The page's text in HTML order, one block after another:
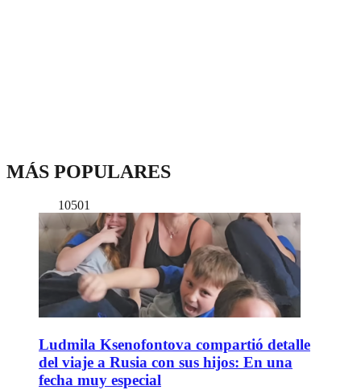
MÁS POPULARES
10501
Ludmila Ksenofontova compartió detalle
del viaje a Rusia con sus hijos: En una
fecha muy especial